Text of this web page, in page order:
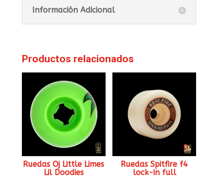
Información Adicional
Productos relacionados
Ruedas Oj Little Limes
Lil Doodies
Ruedas Spitfire f4
lock-in full